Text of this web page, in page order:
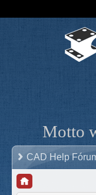
Motto
CAD Help